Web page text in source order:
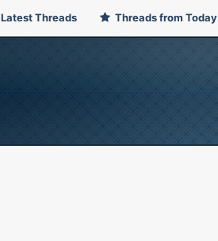
Latest Threads Threads from Today